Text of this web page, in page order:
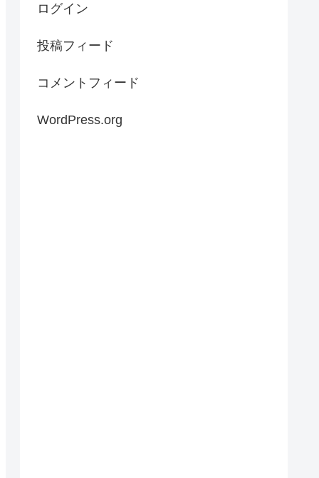
ログイン
投稿フィード
コメントフィード
WordPress.org